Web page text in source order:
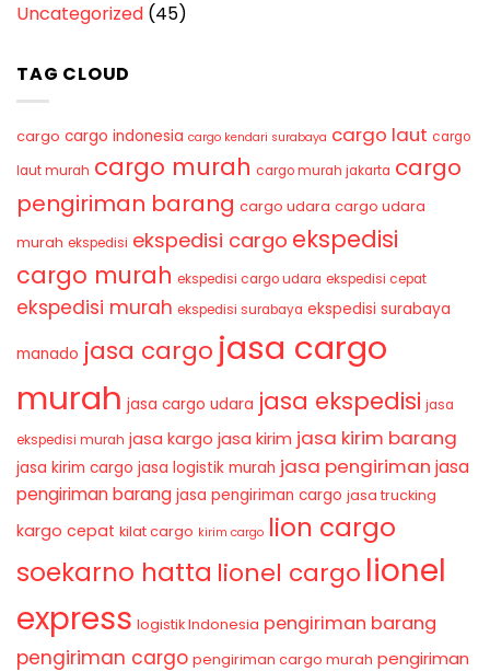
Uncategorized (45)
TAG CLOUD
cargo cargo indonesia cargo kendari surabaya cargo laut cargo
laut murah cargo murah cargo murah jakarta cargo
pengiriman barang cargo udara cargo udara
murah ekspedisi ekspedisi cargo ekspedisi
cargo murah ekspedisi cargo udara ekspedisi cepat
ekspedisi murah ekspedisi surabaya ekspedisi surabaya
manado jasa cargo jasa cargo
murah jasa cargo udara jasa ekspedisi jasa
ekspedisi murah jasa kargo jasa kirim jasa kirim barang
jasa kirim cargo jasa logistik murah jasa pengiriman jasa
pengiriman barang jasa pengiriman cargo jasa trucking
kargo cepat kilat cargo kirim cargo lion cargo
soekarno hatta lionel cargo lionel
express logistik Indonesia pengiriman barang
pengiriman cargo pengiriman cargo murah pengiriman